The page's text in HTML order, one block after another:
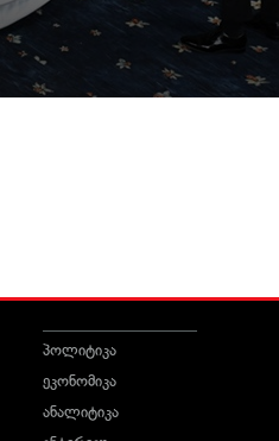
პოლიტიკა
ეკონომიკა
ანალიტიკა